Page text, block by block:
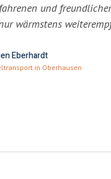
und
wärmstens
Eberhardt
in Oberhausen